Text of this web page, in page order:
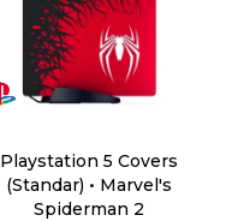
Playstation 5 Covers
(Standar) • Marvel's
Spiderman 2